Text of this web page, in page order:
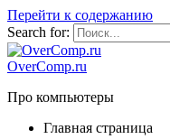
Перейти к содержанию
Search for:
OverComp.ru
Про компьютеры
Главная страница